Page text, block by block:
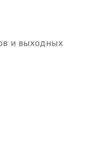
и выходных